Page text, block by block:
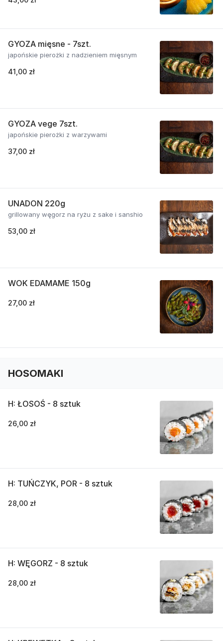
GYOZA mięsne - 7szt.
japońskie pierożki z nadzieniem mięsnym
41,00 zł
GYOZA vege 7szt.
japońskie pierożki z warzywami
37,00 zł
UNADON 220g
grillowany węgorz na ryżu z sake i sanshio
53,00 zł
WOK EDAMAME 150g
27,00 zł
HOSOMAKI
H: ŁOSOŚ - 8 sztuk
26,00 zł
H: TUŃCZYK, POR - 8 sztuk
28,00 zł
H: WĘGORZ - 8 sztuk
28,00 zł